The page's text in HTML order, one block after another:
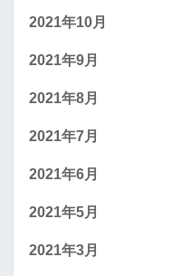
2021年10月
2021年9月
2021年8月
2021年7月
2021年6月
2021年5月
2021年3月